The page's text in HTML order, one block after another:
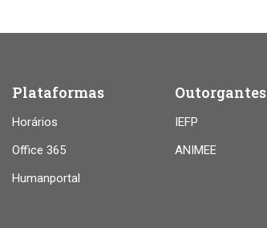
Plataformas
Horários
Office 365
Humanportal
Outorgantes
IEFP
ANIMEE